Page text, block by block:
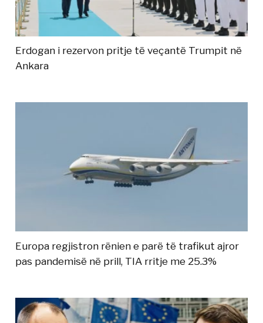
Erdogan i rezervon pritje të veçantë Trumpit në
Ankara
Europa regjistron rënien e parë të trafikut ajror
pas pandemisë në prill, TIA rritje me 25.3%